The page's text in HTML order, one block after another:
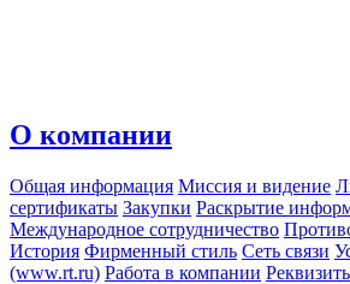
О компании
Общая информация Миссия и видение
сертификаты Закупки Раскрытие
Международное сотрудничество
История Фирменный стиль Сеть связи
(www.rt.ru) Работа в компании